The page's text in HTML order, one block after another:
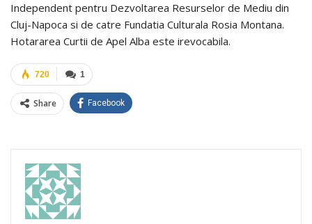
Independent pentru Dezvoltarea Resurselor de Mediu din
Cluj-Napoca si de catre Fundatia Culturala Rosia Montana.
Hotararea Curtii de Apel Alba este irevocabila.
1
720
Share Facebook